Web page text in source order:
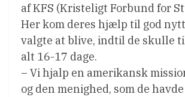
af KFS (Kristeligt Forbund for
Her kom deres hjælp til god
valgte at blive, indtil de skulle til
alt 16-17 dage.
– Vi hjalp en amerikansk
og den menighed, som de